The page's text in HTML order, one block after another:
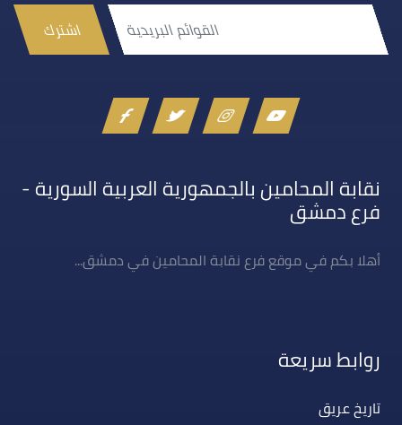
اشترك
نقابة المحامين بالجمهورية العربية السورية -
فرع دمشق
أهلا بكم في موقع فرع نقابة المحامين في دمشق...
روابط سريعة
تاريخ عريق